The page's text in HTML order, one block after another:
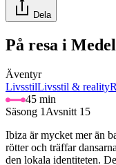
Dela
På resa i
Äventyr
LivsstilLivsstil & reality
45 min
Säsong 1 Avsnitt 15
Ibiza är mycket mer än
rötter och träffar
den lokala identiteten.